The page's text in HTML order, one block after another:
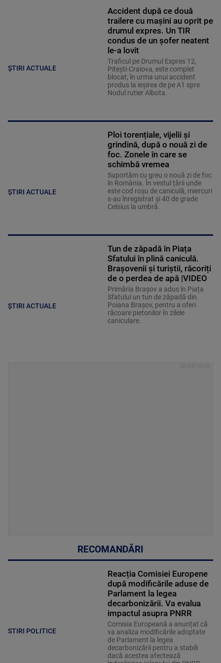
ȘTIRI ACTUALE
Accident după ce două
trailere cu mașini au oprit pe
drumul expres. Un TIR
condus de un șofer neatent
le-a lovit
Traficul pe Drumul Expres 12,
Pitești-Craiova, este complet
blocat, în urma unui accident
produs la ieșirea de pe A1 spre
Nodul rutier Albota.
ȘTIRI ACTUALE
Ploi torențiale, vijelii și
grindină, după o nouă zi de
foc. Zonele în care se
schimbă vremea
Suportăm cu greu o nouă zi de foc
în România. În vestul țării unde
este cod roșu de caniculă, miercuri
s-au înregistrat și 40 de grade
Celsius la umbră.
ȘTIRI ACTUALE
Tun de zăpadă în Piața
Sfatului în plină caniculă.
Brașovenii și turiștii, răcoriți
de o perdea de apă |VIDEO
Primăria Brașov a adus în Piața
Sfatului un tun de zăpadă din
Poiana Brașov, pentru a oferi
răcoare pietonilor în zilele
caniculare.
RECOMANDĂRI
STIRI POLITICE
Reacția Comisiei Europene
după modificările aduse de
Parlament la legea
decarbonizării. Va evalua
impactul asupra PNRR
Comisia Europeană a anunțat că
va analiza modificările adoptate
de Parlament la legea
decarbonizării pentru a stabili
dacă acestea afectează